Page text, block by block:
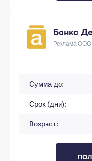
Банка
Реклама ООО
Сумма до:
Срок (дни):
Возраст: